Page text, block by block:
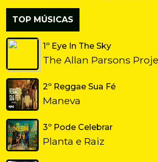
TOP MÚSICAS
1º Eye In The Sky
The Allan Parsons
2º Reggae Sua Fé
Maneva
3º Pode Celebrar
Planta e Raiz